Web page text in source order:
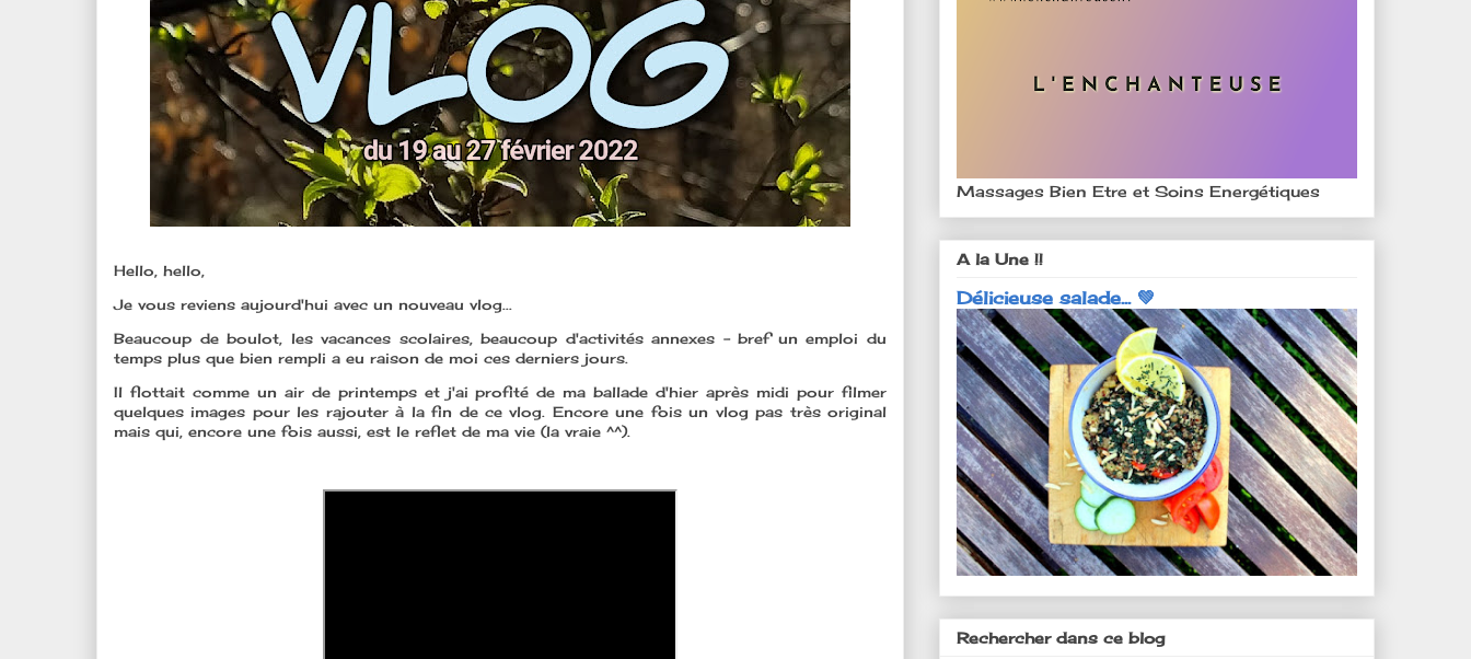
Hello, hello,
Je vous reviens aujourd'hui avec un nouveau vlog...
Beaucoup de boulot, les vacances scolaires, beaucoup d'activités annexes - bref un emploi du
temps plus que bien rempli a eu raison de moi ces derniers jours.
Il flottait comme un air de printemps et j'ai profité de ma ballade d'hier après midi pour filmer
quelques images pour les rajouter à la fin de ce vlog. Encore une fois un vlog pas très original
mais qui, encore une fois aussi, est le reflet de ma vie (la vraie ^^).
Massages Bien Etre et Soins Energétiques
A la Une !!
Délicieuse salade... 💚
Rechercher dans ce blog